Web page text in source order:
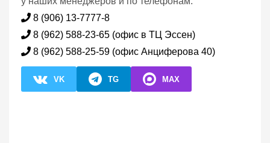
8 (906) 13-7777-8
8 (962) 588-23-65 (офис в ТЦ Эссен)
8 (962) 588-25-59 (офис Анциферова 40)
VK TG MAX